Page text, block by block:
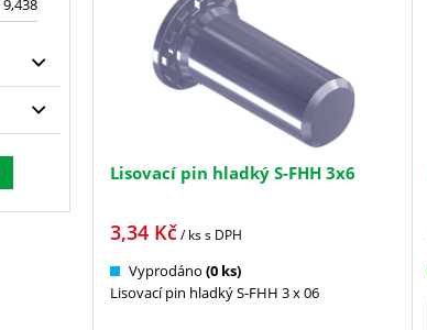
Lisovací pin hladký S-FHH 3x6
3,34Kč/ kss DPH
Vyprodáno (0 ks)
Lisovací pin hladký S-FHH 3 x 06